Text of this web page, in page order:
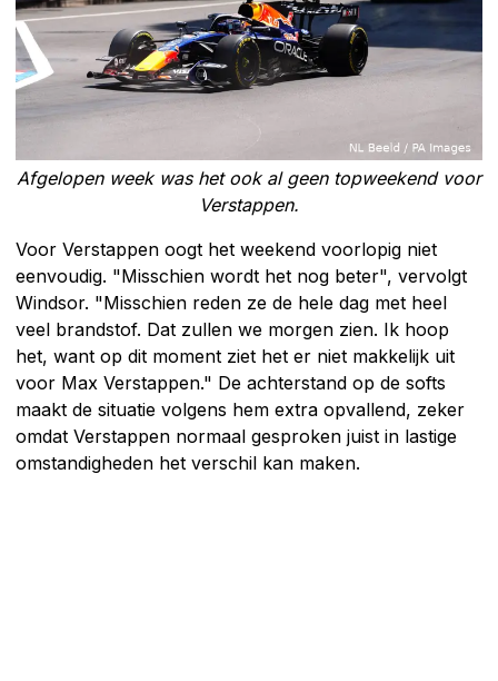
Afgelopen week was het ook al geen topweekend voor
Verstappen.
Voor Verstappen oogt het weekend voorlopig niet
eenvoudig. "Misschien wordt het nog beter", vervolgt
Windsor. "Misschien reden ze de hele dag met heel
veel brandstof. Dat zullen we morgen zien. Ik hoop
het, want op dit moment ziet het er niet makkelijk uit
voor Max Verstappen." De achterstand op de softs
maakt de situatie volgens hem extra opvallend, zeker
omdat Verstappen normaal gesproken juist in lastige
omstandigheden het verschil kan maken.